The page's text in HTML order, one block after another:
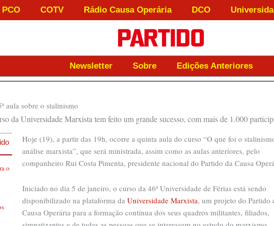
PCO COTV Rádio Causa Operária DCO
Newsletter Sobre Edições Anteriores
aula sobre o stalinismo
da Universidade Marxista tem feito um grande sucesso, com mais de 1.000
o
Hoje (19), a partir das 19h, ocorre a quinta aula do curso “O que foi o
análise marxista”, que será ministrada, assim como as aulas anteriores, pelo
companheiro Rui Costa Pimenta, presidente nacional do Partido da Causa
Iniciado no dia 5 de janeiro, o curso da 46ª Universidade de Férias está sendo
disponibilizado na plataforma da Universidade Marxista, um projeto do Partido
Causa Operária para a formação contínua dos seus quadros militantes, filiados,